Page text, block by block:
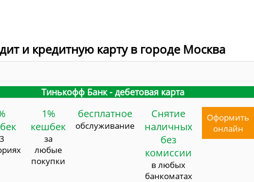
и кредитную карту в городе Москва
Тинькофф Банк - дебетовая карта
1%
кешбек
за
любые
покупки
бесплатное
обслуживание
Снятие
наличных
без
комиссии
в любых
банкоматах
Оформить
онлайн